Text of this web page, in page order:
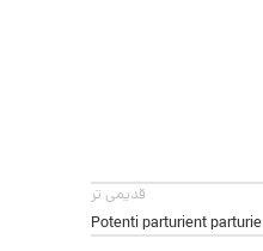
قدیمی تر
Potenti parturient parturie